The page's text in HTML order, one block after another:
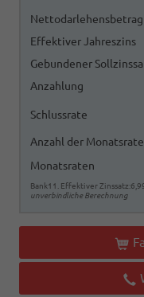
Nettodarlehensbetrag
Effektiver Jahreszins
Gebundener
Anzahlung
Schlussrate
Anzahl der
Monatsraten
Bank11. Effektiver
unverbindliche Berechnung